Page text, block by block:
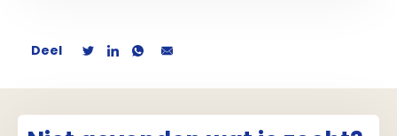
Deel